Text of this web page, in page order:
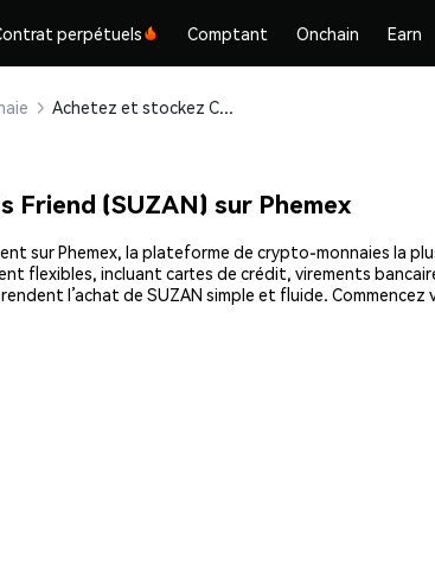
perpétuels Comptant Onchain Earn
Achetez et stockez Chill Guy's Friend (SUZAN) en toute sécurité
Friend (SUZAN) sur Phemex
sur Phemex, la plateforme de crypto-monnaies la
flexibles, incluant cartes de crédit, virements
l’achat de SUZAN simple et fluide.